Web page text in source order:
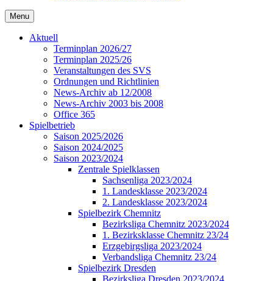
Menu
Aktuell
Terminplan 2026/27
Terminplan 2025/26
Veranstaltungen des SVS
Ordnungen und Richtlinien
News-Archiv ab 12/2008
News-Archiv 2003 bis 2008
Office 365
Spielbetrieb
Saison 2025/2026
Saison 2024/2025
Saison 2023/2024
Zentrale Spielklassen
Sachsenliga 2023/2024
1. Landesklasse 2023/2024
2. Landesklasse 2023/2024
Spielbezirk Chemnitz
Bezirksliga Chemnitz 2023/2024
1. Bezirksklasse Chemnitz 23/24
Erzgebirgsliga 2023/2024
Verbandsliga Chemnitz 23/24
Spielbezirk Dresden
Bezirksliga Dresden 2023/2024